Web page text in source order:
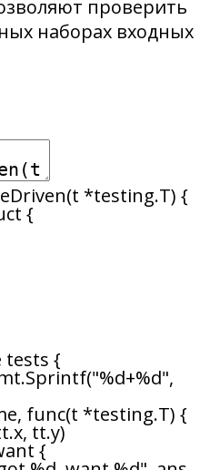
проверить
наборах входных
(t *testing.T) {
{
tests {
.Sprintf("%d+%d",
, func(t *testing.T) {
.x, tt.y)
{